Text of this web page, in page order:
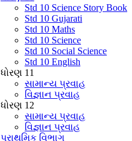
Std 10 Science Story Book
Std 10 Gujarati
Std 10 Maths
Std 10 Science
Std 10 Social Science
Std 10 English
ધોરણ 11
સામાન્ય પ્રવાહ
વિજ્ઞાન પ્રવાહ
ધોરણ 12
સામાન્ય પ્રવાહ
વિજ્ઞાન પ્રવાહ
પ્રાથમિક વિભાગ